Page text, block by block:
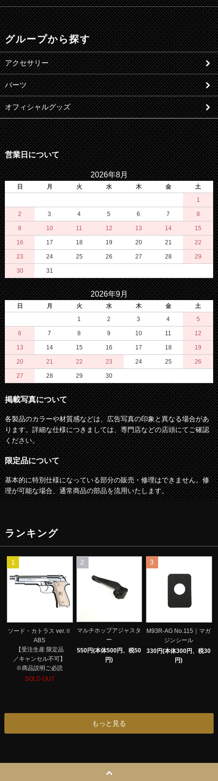
グループから探す
アクセサリー
パーツ
オフィシャルグッズ
営業日について
2026年8月
日 月 火 水 木 金
土
1
2 3 4 5 6 7 8
9 10 11 12 13 14 15
16 17 18 19 20 21 22
23 24 25 26 27 28 29
30 31
2026年9月
日 月 火 水 木 金
土
1
2 3 4 5
6 7 8 9 10 11 12
13 14 15 16 17 18 19
20 21 22 23 24 25 26
27 28 29 30
掲載写真について
各製品のカラーや材質感などは、広告写真の印象と異なる場合があ
ります。詳細な仕様につきましては、専門店などの店頭にてご確認
ください。
限定品について
基本的に特別仕様になっている部分の販売・修理はできません。修
理が可能な場合、通常商品の部品を流用いたします。
ランキング
1
ソード・カトラス ver.Ⅱ
ABS
【受注生産 限定品
／キャンセル不可】
※商品説明ご必読
SOLD OUT
2
マルチホップアジャスタ
ー
550円(本体500円、税50
円)
3
M93R-AG No.115｜マガ
ジンシール
330円(本体300円、税30
円)
もっと見る